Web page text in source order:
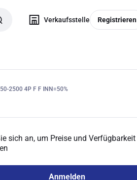
Verkaufsstelle Registrieren
2500 4P F F INN=50%
sich an, um Preise und Verfügbarkeit
Anmelden